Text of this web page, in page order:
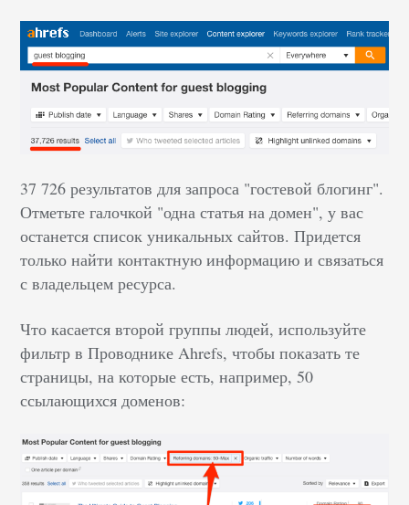
37 726 результатов для запроса "гостевой блогинг".
Отметьте галочкой "одна статья на домен", у вас
останется список уникальных сайтов. Придется
только найти контактную информацию и связаться
с владельцем ресурса.
Что касается второй группы людей, используйте
фильтр в Проводнике Ahrefs, чтобы показать те
страницы, на которые есть, например, 50
ссылающихся доменов: